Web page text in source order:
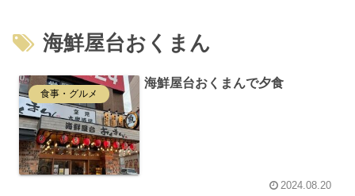
海鮮屋台おくまん
食事・グルメ
海鮮屋台おくまんで夕食
2024.08.20